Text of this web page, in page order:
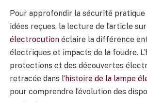
Pour approfondir la sécurité
idées reçues, la lecture de l’article sur
électrocution éclaire la différence
électriques et impacts de la foudre.
protections et des découvertes
retracée dans l’histoire de la lampe
pour comprendre l’évolution des